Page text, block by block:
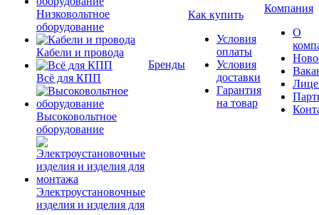
Низковольтное
оборудование
Кабели и провода
Всё для КПП
Высоковольтное
оборудование
Электроустановочные
изделия и изделия для
Бренды
Как купить
Условия
оплаты
Условия
доставки
Гарантия
на товар
Компания
О